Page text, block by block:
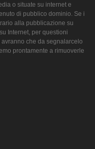
o situate su internet e
di pubblico dominio. Se i
alla pubblicazione su
Internet, per questioni
che da segnalarcelo
prontamente a rimuoverle